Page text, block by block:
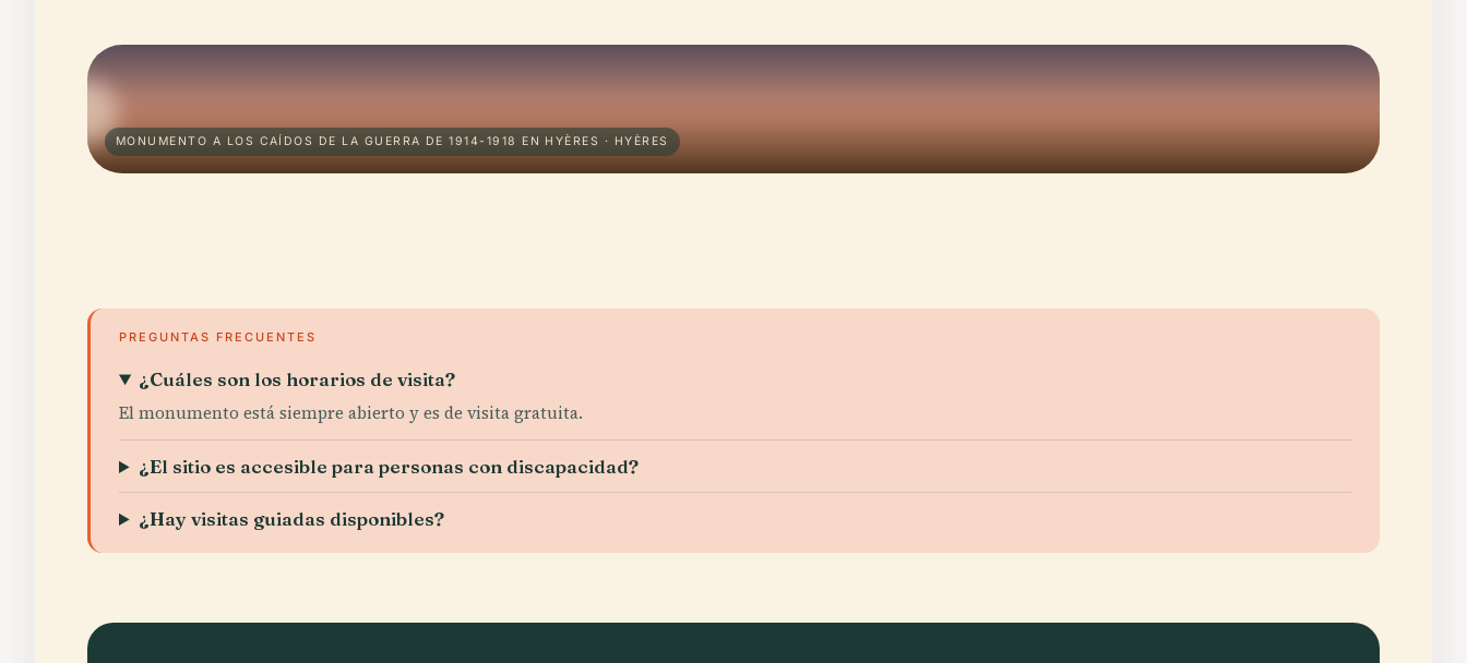
MONUMENTO A LOS CAÍDOS DE LA GUERRA DE 1914-1918 EN HYÈRES · HYÈRES
PREGUNTAS FRECUENTES
¿Cuáles son los horarios de visita?
El monumento está siempre abierto y es de visita gratuita.
¿El sitio es accesible para personas con discapacidad?
¿Hay visitas guiadas disponibles?